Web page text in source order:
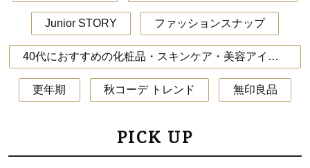
Junior STORY ファッションスナップ
40代におすすめの化粧品・スキンケア・美容アイテム
更年期 秋コーデ トレンド 無印良品
PICK UP